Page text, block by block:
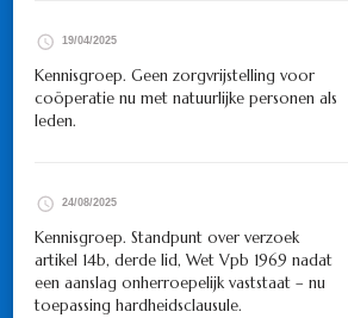
19/04/2025
Kennisgroep. Geen zorgvrijstelling voor
coöperatie nu met natuurlijke personen als
leden.
24/08/2025
Kennisgroep. Standpunt over verzoek
artikel 14b, derde lid, Wet Vpb 1969 nadat
een aanslag onherroepelijk vaststaat – nu
toepassing hardheidsclausule.